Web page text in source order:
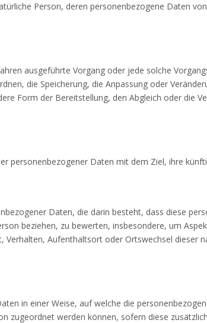
Person, deren personenbezogene Daten
ausgeführte Vorgang oder jede solche
die Speicherung, die Anpassung oder
Form der Bereitstellung, den Abgleich oder die
personenbezogener Daten mit dem Ziel, ihre
Daten, die darin besteht, dass diese
beziehen, zu bewerten, insbesondere, um
Verhalten, Aufenthaltsort oder Ortswechsel dieser
in einer Weise, auf welche die
zugeordnet werden können, sofern diese